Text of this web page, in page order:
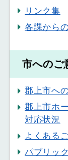
リンク集
各課から
市へのご
郡上市へ
郡上市ホ
対応状況
よくある
パブリッ